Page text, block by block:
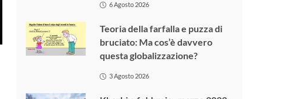
6 Agosto 2026
Teoria della farfalla e puzza di
bruciato: Ma cos’è davvero
questa globalizzazione?
3 Agosto 2026